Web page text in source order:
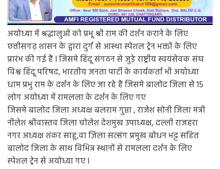
अयोध्या में श्रद्धालुओं को प्रभू श्री राम की दर्शन कराने के लिए
छत्तीसगढ़ शासन के द्वारा दुर्ग से आस्था स्पेशल ट्रेन भक्तों के लिए
प्रारंभ की गई हैं l जिसमे हिंदू संगठन से जुड़े राष्ट्रीय स्वयंसेवक संघ
विश्व हिंदू परिषद, भारतीय जनता पार्टी के कार्यकर्ता भी अयोध्या
धाम प्रभु राम के दर्शन के लिए जा रहे हैं जिसमे बालोद जिला से 15
लोग अयोध्या में रामलला के दर्शन के लिए गए
जिसमे बालोद जिला अध्यक्ष बलराम गुप्ता , राजेश सोनी जिला मंत्री
नीलेश श्रीवास्तव जिला चोलेश देशमुख उपाध्यक्ष, दल्ली राजहरा
नगर अध्यक्ष शंकर साहू,वा ज़िला सत्संग प्रमुख बोधन भट्ट सहित
बालोद जिला के साथ विभिन्न स्थानों से रामलला दर्शन के लिए
स्पेशल ट्रेन से अयोध्या गए l